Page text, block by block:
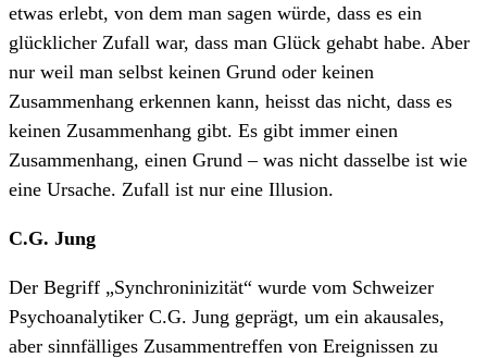
etwas erlebt, von dem man sagen würde, dass es ein
glücklicher Zufall war, dass man Glück gehabt habe. Aber
nur weil man selbst keinen Grund oder keinen
Zusammenhang erkennen kann, heisst das nicht, dass es
keinen Zusammenhang gibt. Es gibt immer einen
Zusammenhang, einen Grund – was nicht dasselbe ist wie
eine Ursache. Zufall ist nur eine Illusion.
C.G. Jung
Der Begriff „Synchroninizität“ wurde vom Schweizer
Psychoanalytiker C.G. Jung geprägt, um ein akausales,
aber sinnfälliges Zusammentreffen von Ereignissen zu